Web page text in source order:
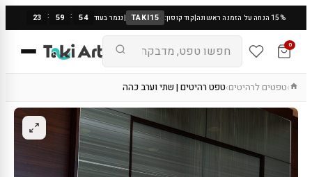
15% הנחה על הזמנה ראשונה |קוד קופון: TAKI15
|נגמר בעוד 23 : 59 : 53
0
›טפטים לרהיטים›טפט רהיטים | שתי וערב כהה